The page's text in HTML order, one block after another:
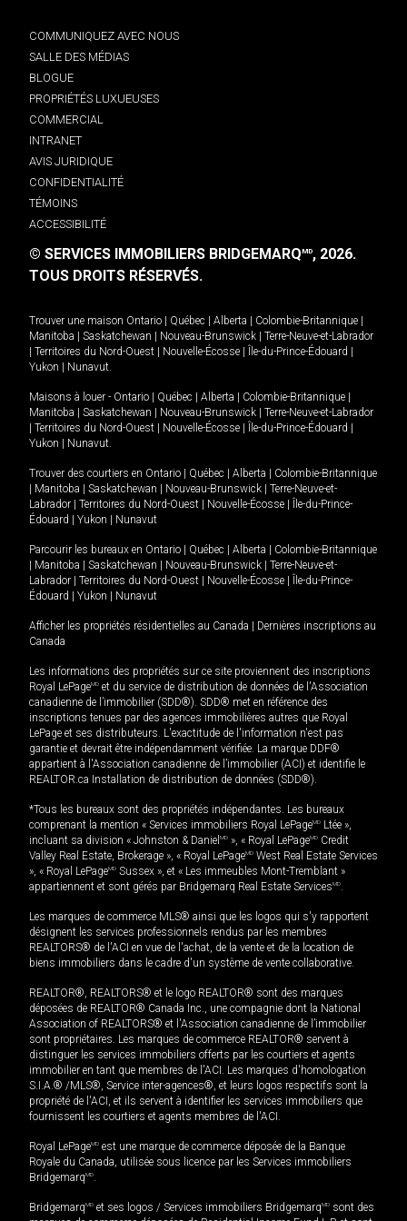
COMMUNIQUEZ AVEC NOUS
SALLE DES MÉDIAS
BLOGUE
PROPRIÉTÉS LUXUEUSES
COMMERCIAL
INTRANET
AVIS JURIDIQUE
CONFIDENTIALITÉ
TÉMOINS
ACCESSIBILITÉ
© SERVICES IMMOBILIERS BRIDGEMARQMD, 2026.
TOUS DROITS RÉSERVÉS.
Trouver une maison Ontario Québec Alberta Colombie-Britannique
Manitoba
Saskatchewan Nouveau-Brunswick
Terre-Neuve-et-Labrador
Territoires du Nord-Ouest Nouvelle-Écosse Île-du-Prince-Édouard
Yukon
Nunavut.
Maisons à louer - Ontario Québec Alberta Colombie-Britannique
Manitoba
Saskatchewan Nouveau-Brunswick
Terre-Neuve-et-Labrador
Territoires du Nord-Ouest Nouvelle-Écosse Île-du-Prince-Édouard
Yukon
Nunavut.
Trouver des courtiers en Ontario Québec Alberta
Colombie-Britannique
Manitoba Saskatchewan Nouveau-Brunswick
Terre-Neuve-et-
Labrador
Territoires du Nord-Ouest Nouvelle-Écosse
Île-du-Prince-
Édouard
Yukon Nunavut
Parcourir les bureaux en Ontario Québec Alberta
Colombie-Britannique
Manitoba Saskatchewan Nouveau-Brunswick
Terre-Neuve-et-
Labrador
Territoires du Nord-Ouest Nouvelle-Écosse
Île-du-Prince-
Édouard
Yukon Nunavut
Afficher les propriétés résidentielles au Canada
Dernières inscriptions au
Canada
Les informations des propriétés sur ce site proviennent des inscriptions
Royal LePageMD et du service de distribution de données de l'Association
canadienne de l’immobilier (SDD®). SDD® met en référence des
inscriptions tenues par des agences immobilières autres que Royal
LePage et ses distributeurs. L'exactitude de l'information n'est pas
garantie et devrait être indépendamment vérifiée. La marque DDF®
appartient à l'Association canadienne de l’immobilier (ACI) et identifie le
REALTOR.ca Installation de distribution de données (SDD®).
*Tous les bureaux sont des propriétés indépendantes. Les bureaux
comprenant la mention « Services immobiliers Royal LePageMD Ltée »,
incluant sa division « Johnston & Daniel MD », « Royal LePageMD Credit
Valley Real Estate, Brokerage », « Royal LePageMD West Real Estate Services
», « Royal LePageMD Sussex », et « Les immeubles Mont-Tremblant »
appartiennent et sont gérés par Bridgemarq Real Estate ServicesMD.
Les marques de commerce MLS® ainsi que les logos qui s'y rapportent
désignent les services professionnels rendus par les membres
REALTORS® de l'ACI en vue de l'achat, de la vente et de la location de
biens immobiliers dans le cadre d'un système de vente collaborative.
REALTOR®, REALTORS® et le logo REALTOR® sont des marques
déposées de REALTOR® Canada Inc., une compagnie dont la National
Association of REALTORS® et l'Association canadienne de l’immobilier
sont propriétaires. Les marques de commerce REALTOR® servent à
distinguer les services immobiliers offerts par les courtiers et agents
immobilier en tant que membres de l'ACI. Les marques d'homologation
S.I.A.® /MLS®, Service inter-agences®, et leurs logos respectifs sont la
propriété de l'ACI, et ils servent à identifier les services immobiliers que
fournissent les courtiers et agents membres de l'ACI.
Royal LePageMD est une marque de commerce déposée de la Banque
Royale du Canada, utilisée sous licence par les Services immobiliers
BridgemarqMD.
BridgemarqMD et ses logos / Services immobiliers BridgemarqMD sont des